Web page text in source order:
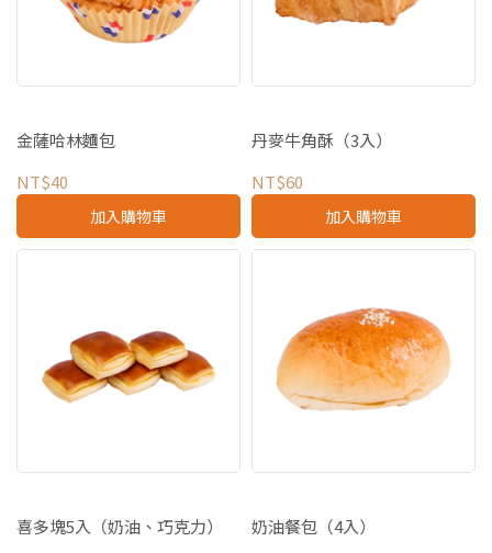
金薩哈林麵包
NT$40
加入購物車
丹麥牛角酥（3入）
NT$60
加入購物車
喜多塊5入（奶油、巧克力）
奶油餐包（4入）